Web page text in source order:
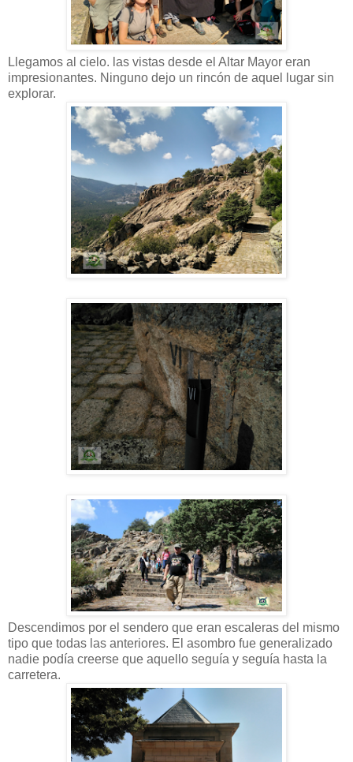
Llegamos al cielo. las vistas desde el Altar Mayor eran
impresionantes. Ninguno dejo un rincón de aquel lugar sin
explorar.
Descendimos por el sendero que eran escaleras del mismo
tipo que todas las anteriores. El asombro fue generalizado
nadie podía creerse que aquello seguía y seguía hasta la
carretera.